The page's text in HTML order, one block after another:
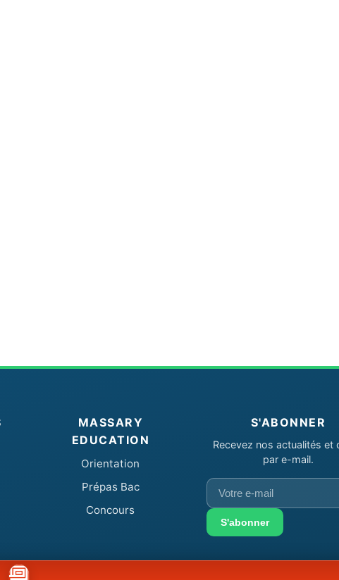
MASSARY
EDUCATION
Orientation
Prépas Bac
Concours
S'ABONNER
Recevez nos actualités et
par e-mail.
Votre
e-
mailS'abonner